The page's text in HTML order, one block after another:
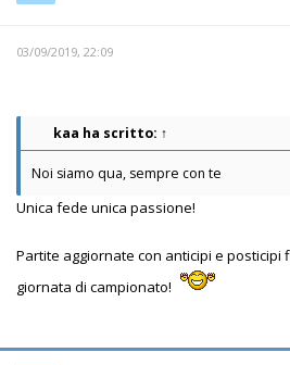
03/09/2019, 22:09
kaa ha scritto: ↑
Noi siamo qua, sempre con te
Unica fede unica passione!
Partite aggiornate con anticipi e posticipi
giornata di campionato!